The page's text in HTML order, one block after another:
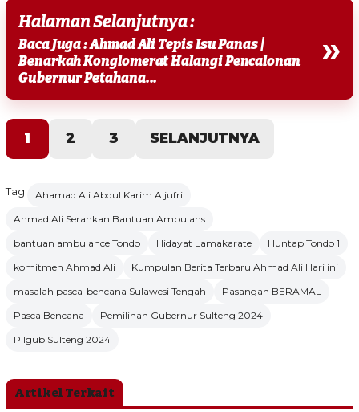
Halaman Selanjutnya :
Baca Juga : Ahmad Ali Tepis Isu Panas |
Benarkah Konglomerat Halangi Pencalonan
Gubernur Petahana...
»
1 2 3 SELANJUTNYA
Tag:
Ahamad Ali Abdul Karim Aljufri
Ahmad Ali Serahkan Bantuan Ambulans
bantuan ambulance Tondo
Hidayat Lamakarate
Huntap Tondo 1
komitmen Ahmad Ali
Kumpulan Berita Terbaru Ahmad Ali Hari ini
masalah pasca-bencana Sulawesi Tengah
Pasangan BERAMAL
Pasca Bencana
Pemilihan Gubernur Sulteng 2024
Pilgub Sulteng 2024
Artikel Terkait